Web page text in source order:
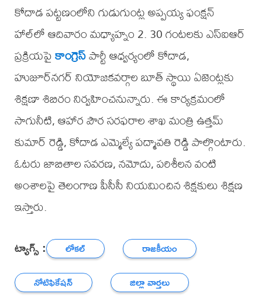
కోదాడ పట్టణంలోని గుడుగుంట్ల అప్పయ్య ఫంక్షన్
హాల్‌లో ఆదివారం మధ్యాహ్నం 2. 30 గంటలకు ఎస్‌ఐఆర్
ప్రక్రియపైకాంగ్రెస్పార్టీ ఆధ్వర్యంలో కోదాడ,
హుజూర్‌నగర్ నియోజకవర్గాల బూత్ స్థాయి ఏజెంట్లకు
శిక్షణా శిబిరం నిర్వహించనున్నారు. ఈ కార్యక్రమంలో
సాగునీటి, ఆహార పౌర సరఫరాల శాఖ మంత్రి ఉత్తమ్
కుమార్ రెడ్డి, కోదాడ ఎమ్మెల్యే పద్మావతి రెడ్డి పాల్గొంటారు.
ఓటరు జాబితాల సవరణ, నమోదు, పరిశీలన వంటి
అంశాలపై తెలంగాణ పీసీసీ నియమించిన శిక్షకులు శిక్షణ
ఇస్తారు.
ట్యాగ్స్ : లోకల్
రాజకీయం
నోటిఫికేషన్
జిల్లా వార్తలు